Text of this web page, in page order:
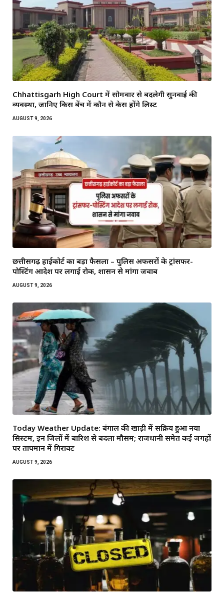
Chhattisgarh High Court में सोमवार से बदलेगी सुनवाई की
व्यवस्था, जानिए किस बेंच में कौन से केस होंगे लिस्ट
AUGUST 9, 2026
छत्तीसगढ़ हाईकोर्ट का बड़ा फैसला – पुलिस अफसरों के ट्रांसफर-
पोस्टिंग आदेश पर लगाई रोक, शासन से मांगा जवाब
AUGUST 9, 2026
Today Weather Update: बंगाल की खाड़ी में सक्रिय हुआ नया
सिस्टम, इन जिलों में बारिश से बदला मौसम; राजधानी समेत कई जगहों
पर तापमान में गिरावट
AUGUST 9, 2026